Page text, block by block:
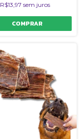
R$13,97 sem juros